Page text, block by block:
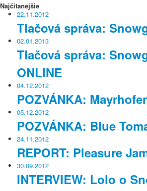
Najčítanejšie
22.11.2012
Tlačová správa:
02.01.2013
Tlačová správa:
ONLINE
04.12.2012
POZVÁNKA:
05.12.2012
POZVÁNKA: Blue
24.11.2012
REPORT: Pleasure
30.09.2012
INTERVIEW: Lolo o